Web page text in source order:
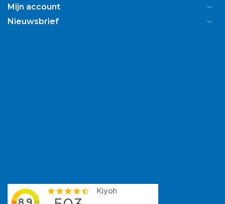
Mijn account
Nieuwsbrief